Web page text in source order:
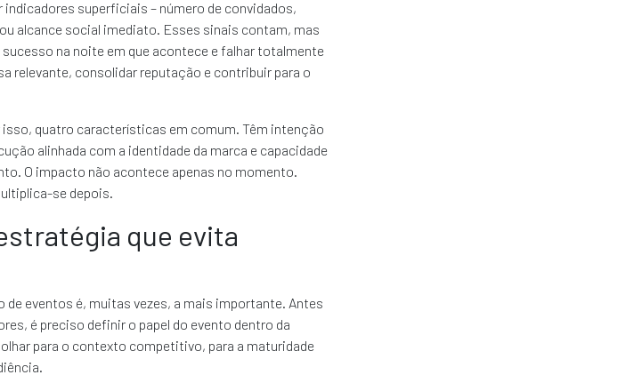
superficiais – número de convidados,
alcance social imediato. Esses sinais contam, mas
na noite em que acontece e falhar totalmente
relevante, consolidar reputação e contribuir para o
quatro características em comum. Têm intenção
alinhada com a identidade da marca e capacidade
O impacto não acontece apenas no momento.
se depois.
que evita
de eventos é, muitas vezes, a mais importante. Antes
é preciso definir o papel do evento dentro da
para o contexto competitivo, para a maturidade